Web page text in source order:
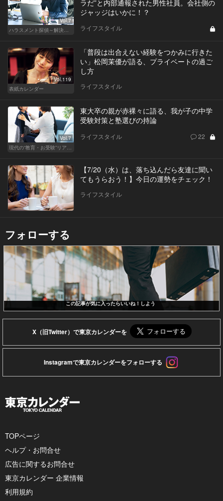
Vol.7
ハラスメント探偵～解決編～
ラだ”と内部通報された男性社員。会社側の
ジャッジはいかに！？
ライフスタイル
Vol.119
表紙カレンダー
「普段は出合えない経験をつかみに行きた
い」松岡茉優が語る、プライベートの過ご
し方
ライフスタイル
Vol.7
現代の“教育・お受験”リアルドキュメント
東大卒の親が赤裸々に語る、我が子の中学
受験対策と塾選びの持論
ライフスタイル 22
【7/20（水）は、落ち込んだら友達に聞い
てもうらおう！】今日の運勢をチェック！
ライフスタイル
フォローする
この記事が気に入ったらいいね！しよう
X（旧Twitter）で東京カレンダーを
Instagramで東京カレンダーをフォローする
TOPページ
ヘルプ・お問合せ
広告に関するお問合せ
東京カレンダー 企業情報
利用規約